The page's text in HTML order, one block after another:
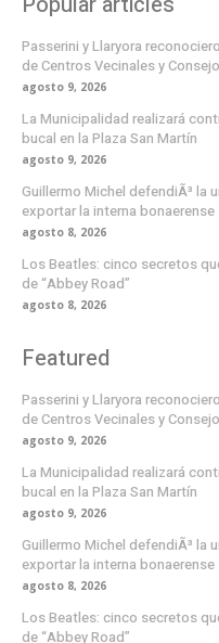
Passerini y Llaryora
de Centros Vecinales y
agosto 9, 2026
La Municipalidad realizará
bucal en la Plaza San Martín
agosto 9, 2026
Guillermo Michel defendiÃ³ la
exportar la interna bonaerense
agosto 8, 2026
Los Beatles: cinco secretos
de “Abbey Road”
agosto 8, 2026
Featured
Passerini y Llaryora
de Centros Vecinales y
agosto 9, 2026
La Municipalidad realizará
bucal en la Plaza San Martín
agosto 9, 2026
Guillermo Michel defendiÃ³ la
exportar la interna bonaerense
agosto 8, 2026
Los Beatles: cinco secretos
de “Abbey Road”